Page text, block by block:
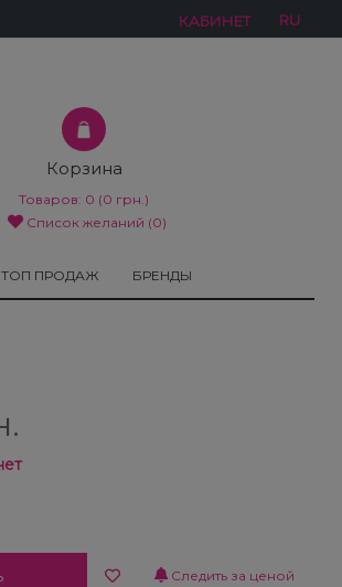
КАБИНЕТ RU
Корзина
Товаров: 0 (0 грн.)
Список желаний (0)
ТОП ПРОДАЖ БРЕНДЫ
Следить за ценой